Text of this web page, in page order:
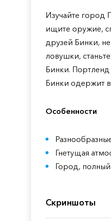
Изучайте город
ищите оружие,
друзей Бинки,
ловушки,
Бинки. Портленд
Бинки одержит
Особенности
Гнетущая
Город, полный
Скриншоты